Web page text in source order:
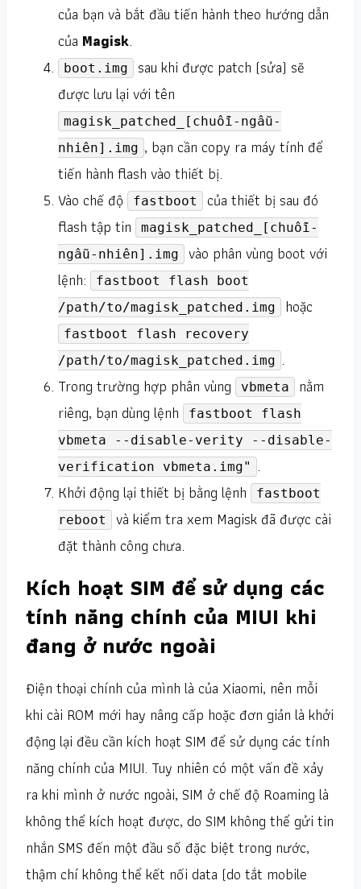
của bạn và bắt đầu tiến hành theo hướng dẫn
của Magisk.
boot.img
sau khi được patch (sửa) sẽ
được lưu lại với tên
magisk_patched_[chuỗi-ngẫu-
nhiên].img , bạn cần copy ra máy tính để
tiến hành flash vào thiết bị.
Vào chế độ
fastboot
của thiết bị sau đó
flash tập tin
magisk_patched_[chuỗi-
ngẫu-nhiên].img
vào phân vùng boot với
lệnh:
fastboot flash boot
/path/to/magisk_patched.img
hoặc
fastboot flash recovery
/path/to/magisk_patched.img .
Trong trường hợp phân vùng
vbmeta
nằm
riêng, bạn dùng lệnh
fastboot flash
vbmeta --disable-verity --disable-
verification vbmeta.img" .
Khởi động lại thiết bị bằng lệnh
fastboot
reboot
và kiểm tra xem Magisk đã được cài
đặt thành công chưa.
Kích hoạt SIM để sử dụng các
tính năng chính của MIUI khi
đang ở nước ngoài
Điện thoại chính của mình là của Xiaomi, nên mỗi
khi cài ROM mới hay nâng cấp hoặc đơn giản là khởi
động lại đều cần kích hoạt SIM để sử dụng các tính
năng chính của MIUI. Tuy nhiên có một vấn đề xảy
ra khi mình ở nước ngoài, SIM ở chế độ Roaming là
không thể kích hoạt được, do SIM không thể gửi tin
nhắn SMS đến một đầu số đặc biệt trong nước,
thậm chí không thể kết nối data (do tắt mobile